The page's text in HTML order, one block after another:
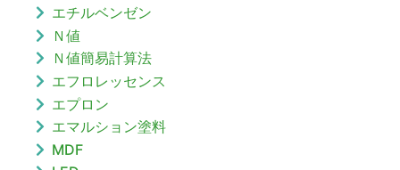
エチルベンゼン
Ｎ値
Ｎ値簡易計算法
エフロレッセンス
エプロン
エマルション塗料
MDF